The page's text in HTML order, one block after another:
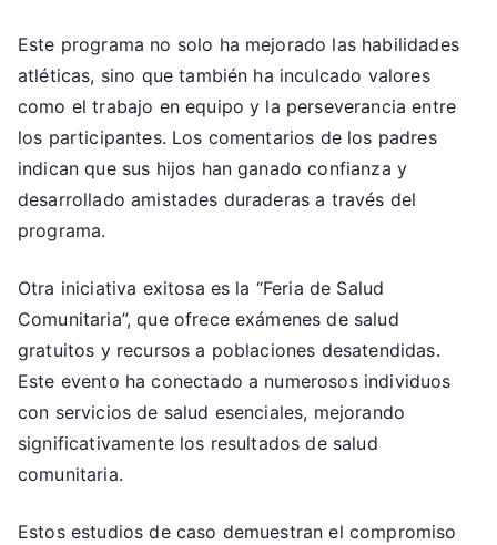
Este programa no solo ha mejorado las habilidades
atléticas, sino que también ha inculcado valores
como el trabajo en equipo y la perseverancia entre
los participantes. Los comentarios de los padres
indican que sus hijos han ganado confianza y
desarrollado amistades duraderas a través del
programa.
Otra iniciativa exitosa es la “Feria de Salud
Comunitaria”, que ofrece exámenes de salud
gratuitos y recursos a poblaciones desatendidas.
Este evento ha conectado a numerosos individuos
con servicios de salud esenciales, mejorando
significativamente los resultados de salud
comunitaria.
Estos estudios de caso demuestran el compromiso